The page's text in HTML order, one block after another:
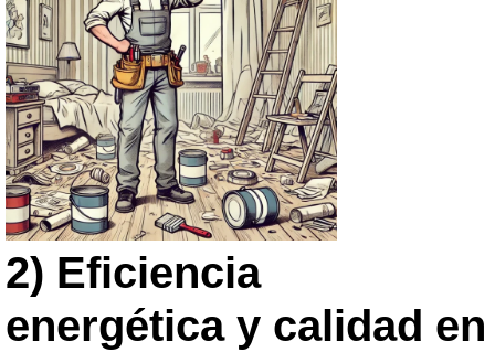
2) Eficiencia
energética y calidad en